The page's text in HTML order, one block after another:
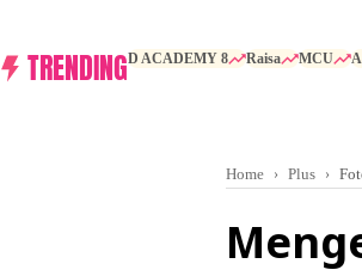
TRENDINGD ACADEMY 8 Raisa MCU
Home Plus